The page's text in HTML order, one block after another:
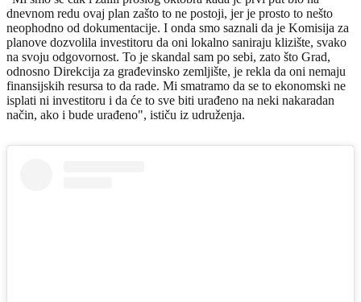
dnevnom redu ovaj plan zašto to ne postoji, jer je prosto to nešto
neophodno od dokumentacije. I onda smo saznali da je Komisija za
planove dozvolila investitoru da oni lokalno saniraju klizište, svako
na svoju odgovornost. To je skandal sam po sebi, zato što Grad,
odnosno Direkcija za građevinsko zemljište, je rekla da oni nemaju
finansijskih resursa to da rade. Mi smatramo da se to ekonomski ne
isplati ni investitoru i da će to sve biti urađeno na neki nakaradan
način, ako i bude urađeno", ističu iz udruženja.